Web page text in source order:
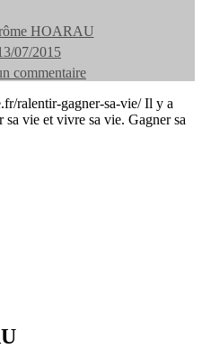
HOARAU
07/2015
commentaire
Ralentir
pour
vivre
ralentir-gagner-sa-vie/ Il y a
sa vie et vivre sa vie. Gagner sa